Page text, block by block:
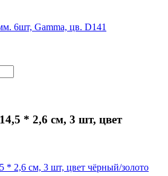
* 2,6 см, 3 шт, цвет